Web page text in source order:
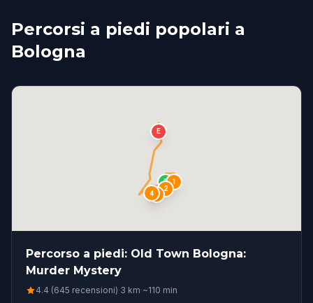
Percorsi a piedi popolari a
Bologna
S 1
2
3
4
E
Percorso a piedi: Old Town Bologna:
Murder Mystery
4.4 (645 recensioni)·3 km·~110 min